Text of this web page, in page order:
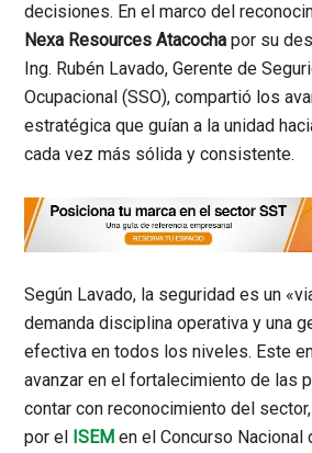
decisiones. En el marco del
Nexa Resources Atacocha por su
Ing. Rubén Lavado, Gerente de
Ocupacional (SSO), compartió los
estratégica que guían a la unidad
cada vez más sólida y consistente.
Según Lavado, la seguridad es un
demanda disciplina operativa y una
efectiva en todos los niveles. Este
avanzar en el fortalecimiento de las
contar con reconocimiento del
por el ISEM en el Concurso Nacional